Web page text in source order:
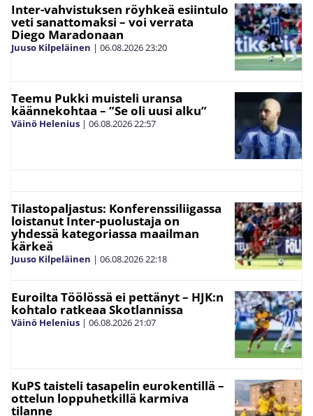
Inter-vahvistuksen röyhkeä esiintulo
veti sanattomaksi – voi verrata
Diego Maradonaan
Juuso Kilpeläinen | 06.08.2026 23:20
Teemu Pukki muisteli uransa
käännekohtaa – ”Se oli uusi alku”
Väinö Helenius | 06.08.2026 22:57
Tilastopaljastus: Konferenssiliigassa
loistanut Inter-puolustaja on
yhdessä kategoriassa maailman
kärkeä
Juuso Kilpeläinen | 06.08.2026 22:18
Euroilta Töölössä ei pettänyt – HJK:n
kohtalo ratkeaa Skotlannissa
Väinö Helenius | 06.08.2026 21:07
KuPS taisteli tasapelin eurokentillä –
ottelun loppuhetkillä karmiva
tilanne